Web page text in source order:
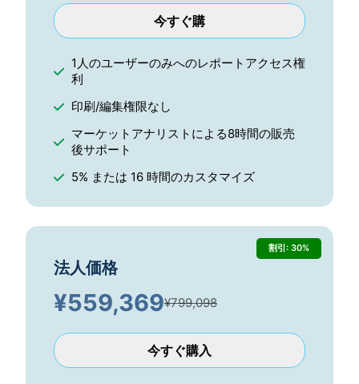
今すぐ購
1人のユーザーのみへのレポートアクセス権
利
印刷/編集権限なし
マーケットアナリストによる8時間の販売
後サポート
5% または 16 時間のカスタマイズ
割引: 30%
法人価格
¥559,369¥799,098
今すぐ購入